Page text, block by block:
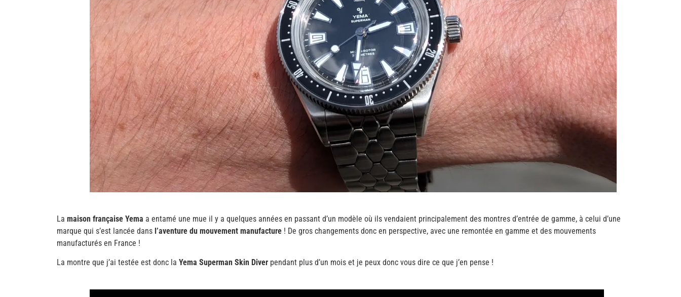
La maison française Yema a entamé une mue il y a quelques années en passant d’un modèle où ils vendaient principalement des montres d’entrée de gamme, à celui d’une
marque qui s’est lancée dans l’aventure du mouvement manufacture ! De gros changements donc en perspective, avec une remontée en gamme et des mouvements
manufacturés en France !
La montre que j’ai testée est donc la Yema Superman Skin Diver pendant plus d’un mois et je peux donc vous dire ce que j’en pense !